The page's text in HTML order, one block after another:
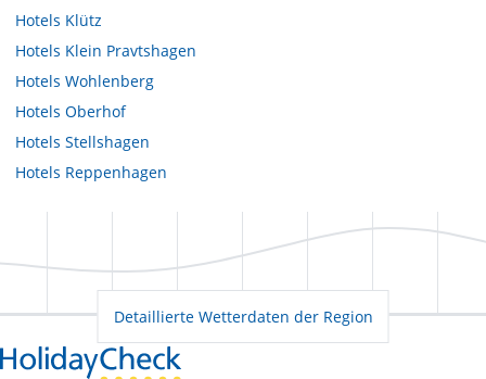
Hotels Klütz
Hotels Klein Pravtshagen
Hotels Wohlenberg
Hotels Oberhof
Hotels Stellshagen
Hotels Reppenhagen
Detaillierte Wetterdaten der Region